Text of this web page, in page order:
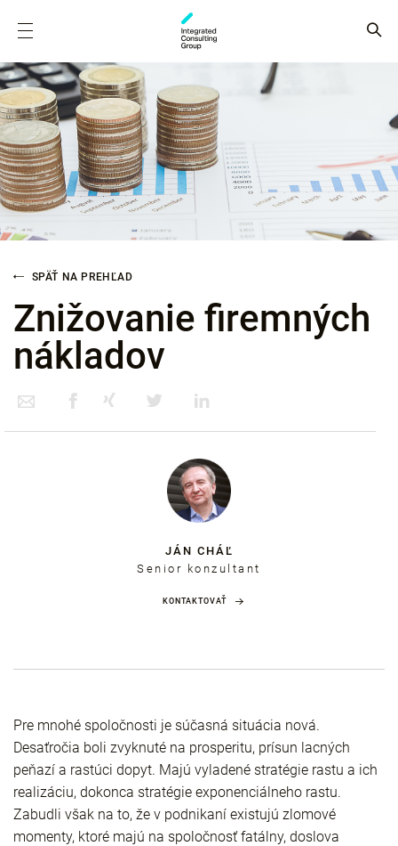
SPÄŤ NA PREHĽAD
Znižovanie firemných
nákladov
JÁN CHÁĽ
Senior konzultant
KONTAKTOVAŤ
Pre mnohé spoločnosti je súčasná situácia nová.
Desaťročia boli zvyknuté na prosperitu, prísun lacných
peňazí a rastúci dopyt. Majú vyladené stratégie rastu a ich
realizáciu, dokonca stratégie exponenciálneho rastu.
Zabudli však na to, že v podnikaní existujú zlomové
momenty, ktoré majú na spoločnosť fatálny, doslova